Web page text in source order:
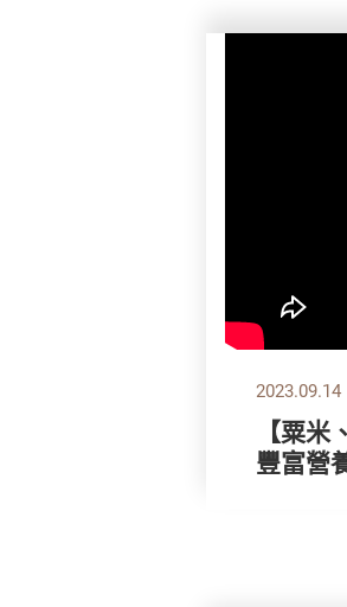
2023.09.14
【粟
豐富營